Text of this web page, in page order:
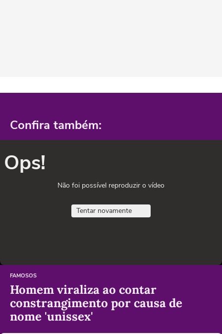
Confira também:
Ops!
Não foi possível reproduzir o vídeo
Tentar novamente
FAMOSOS
Homem viraliza ao contar
constrangimento por causa de
nome 'unissex'